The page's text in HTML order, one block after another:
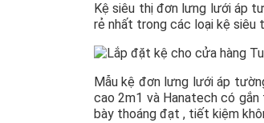
Kệ siêu thị đơn lưng lưới áp
rẻ nhất trong các loại kệ siêu
Mẫu kệ đơn lưng lưới áp
cao 2m1 và Hanatech có
bày thoáng đạt , tiết kiệm